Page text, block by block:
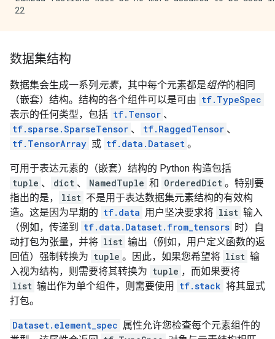
数据集结构
数据集会生成一系列 元素，其中每个元素都是组件的相同
（嵌套）结构。结构的各个组件可以是可由 tf.TypeSpec
表示的任何类型，包括 tf.Tensor 、
tf.sparse.SparseTensor 、 tf.RaggedTensor 、
tf.TensorArray 或 tf.data.Dataset 。
可用于表达元素的（嵌套）结构的 Python 构造包括
tuple 、 dict 、 NamedTuple 和 OrderedDict 。特别要
指出的是，
list 不是用于表达数据集元素结构的有效构
造。这是因为早期的 tf.data 用户坚决要求将 list 输入
（例如，传递到
tf.data.Dataset.from_tensors 时）自
动打包为张量，并将 list 输出（例如，用户定义函数的返
回值）强制转换为 tuple 。因此，如果您希望将 list 输
入视为结构，则需要将其转换为 tuple ，而如果要将
list 输出作为单个组件，则需要使用 tf.stack 将其显式
打包。
Dataset.element_spec 属性允许您检查每个元素组件的